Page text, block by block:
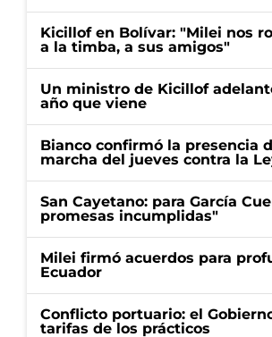
Kicillof en Bolívar: "Milei nos
a la timba, a sus amigos"
Un ministro de Kicillof
año que viene
Bianco confirmó la presencia
marcha del jueves contra la
San Cayetano: para García
promesas incumplidas"
Milei firmó acuerdos para
Ecuador
Conflicto portuario: el
tarifas de los prácticos